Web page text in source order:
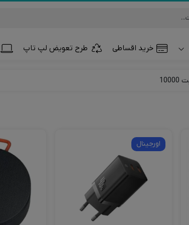
ساعت هوشمند
خرید اقساطی طرح تعویض لپ تاپ
اورجینال